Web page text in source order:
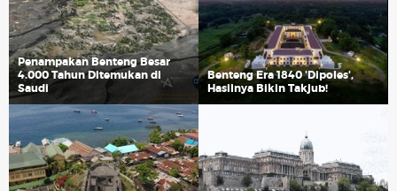
Penampakan Benteng Besar
4.000 Tahun Ditemukan di
Saudi
Benteng Era 1840 'Dipoles',
Hasilnya Bikin Takjub!